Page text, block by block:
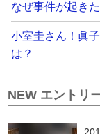
なぜ事件が起き
小室圭さん！眞
は？
NEW エントリ